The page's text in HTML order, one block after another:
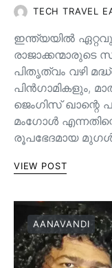
TECH TRAVEL
ഇന്ത്യയിൽ
പിതൃത്വം വഴി
പിൻ‌ഗാമികളും,
ജെംഗിസ് ഖാന്റെ
മംഗോൾ
രൂപഭേദമായ
VIEW POST
AANAVANDI